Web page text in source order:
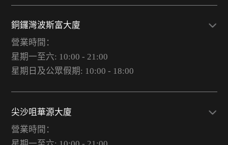
銅鑼灣波斯富大廈
營業時間：
星期一至六: 10:00 - 21:00
星期日及公眾假期: 10:00 - 18:00
尖沙咀華源大廈
營業時間：